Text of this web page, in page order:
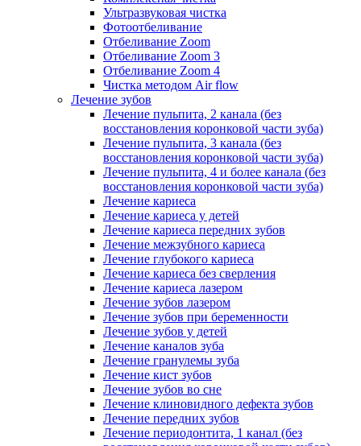
Ультразвуковая чистка
Фотоотбеливание
Отбеливание Zoom
Отбеливание Zoom 3
Отбеливание Zoom 4
Чистка методом Air flow
Лечение зубов
Лечение пульпита, 2 канала (без
восстановления коронковой части зуба)
Лечение пульпита, 3 канала (без
восстановления коронковой части зуба)
Лечение пульпита, 4 и более канала (без
восстановления коронковой части зуба)
Лечение кариеса
Лечение кариеса у детей
Лечение кариеса передних зубов
Лечение межзубного кариеса
Лечение глубокого кариеса
Лечение кариеса без сверления
Лечение кариеса лазером
Лечение зубов лазером
Лечение зубов при беременности
Лечение зубов у детей
Лечение каналов зуба
Лечение гранулемы зуба
Лечение кист зубов
Лечение зубов во сне
Лечение клиновидного дефекта зубов
Лечение передних зубов
Лечение периодонтита, 1 канал (без